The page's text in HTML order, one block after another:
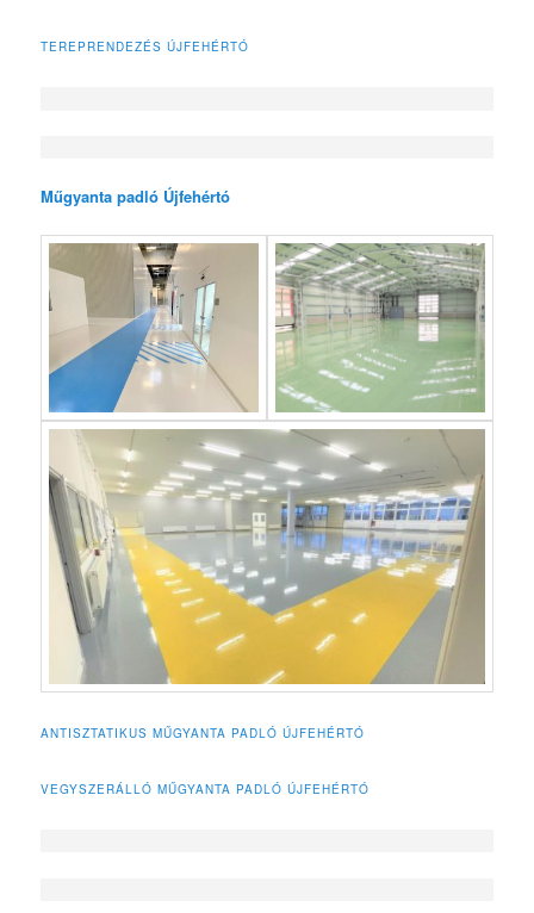
TEREPRENDEZÉS ÚJFEHÉRTÓ
Műgyanta padló Újfehértó
ANTISZTATIKUS MŰGYANTA PADLÓ ÚJFEHÉRTÓ
VEGYSZERÁLLÓ MŰGYANTA PADLÓ ÚJFEHÉRTÓ